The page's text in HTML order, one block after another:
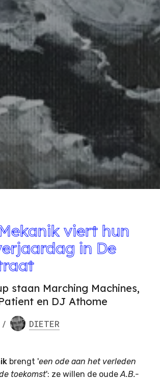
viert hun
in De
staan Marching Machines,
en DJ Athome
/ DIETER
brengt 'een ode aan het verleden
toekomst': ze willen de oudeA.B.-